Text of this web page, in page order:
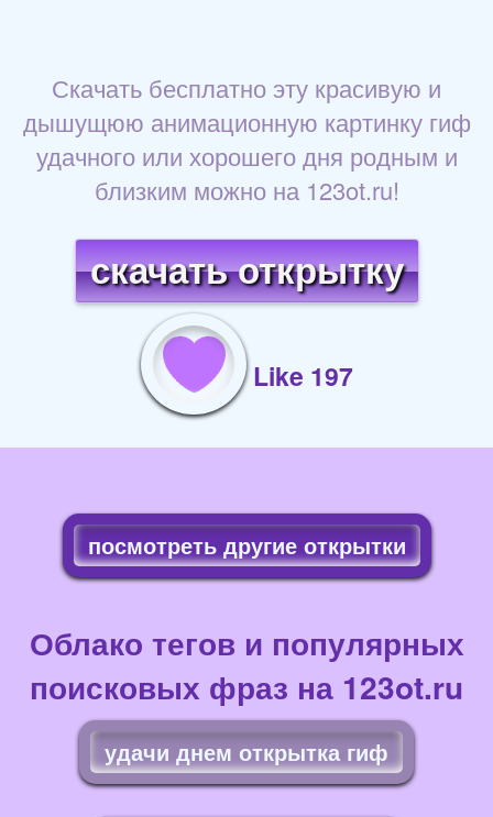
Скачать бесплатно эту красивую и
дышущюю анимационную картинку гиф
удачного или хорошего дня родным и
близким можно на 123ot.ru!
скачать открытку
Like 197
посмотреть другие открытки
Облако тегов и популярных
поисковых фраз на 123ot.ru
удачи днем открытка гиф